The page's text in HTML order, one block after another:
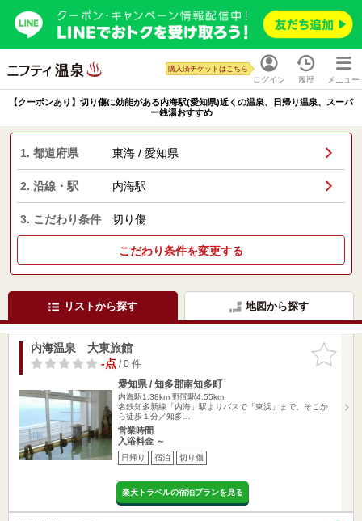
ログイン
購入済チケットはこちら
履歴 メニュー
【クーポンあり】切り傷に効能がある内海駅(愛知県)近くの温泉、日帰り温泉、スーパ
ー銭湯おすすめ
1. 都道府県 東海 / 愛知県
2. 沿線・駅 内海駅
3. こだわり条件 切り傷
こだわり条件を変更する
リストから探す 地図から探す
お気に入
りに追加
内海温泉 大東旅館
-点/ 0 件
愛知県 / 知多郡南知多町
内海駅1.38km 野間駅4.55km
名鉄知多新線「内海」駅よりバスで「東浜」まで。そこか
ら徒歩１分／知多…
営業時間
入浴料金 ～
日帰り 宿泊 切り傷
楽天トラベルの宿泊プランを見る